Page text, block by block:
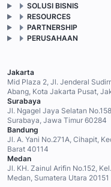
SOLUSI BISNIS
RESOURCES
PARTNERSHIP
PERUSAHAAN
Jakarta
Mid Plaza 2, Jl. Jenderal
Abang, Kota Jakarta Pusat,
Surabaya
Jl. Ngagel Jaya Selatan
Surabaya, Jawa Timur 60284
Bandung
Jl. A. Yani No.271A, Cihapit,
Barat 40114
Medan
Jl. KH. Zainul Arifin No.152,
Medan, Sumatera Utara 20151